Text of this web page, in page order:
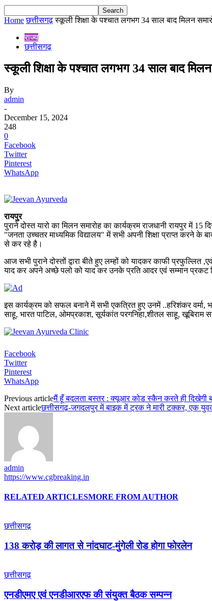
Home छत्तीसगढ़ स्कूली शिक्षा के पश्चात लगभग 34 साल बाद मिलन
राज्य
छत्तीसगढ़
स्कूली शिक्षा के पश्चात लगभग 34 साल बाद
By
admin
-
December 15, 2024
248
0
Facebook
Twitter
Pinterest
WhatsApp
रायपुर
पुराने दोस्त यारो का मिलन समारोह का कार्यक्रम राजधानी रायपुर
"जनता उच्चतर माध्यमिक विद्यालय" में सभी अपनी शिक्षा प्राप्त करने
से कर रहे है।
आज सभी पुराने दोस्तों द्वारा बीते हुए लम्हों को यादकर काफी
याद कर अपने अच्छे पलो को याद कर उनके प्रति आदर एवं सम्मान प्रकट
इस कार्यक्रम को सफल बनाने में सभी एकत्रित हुए उनमें ..हरिशंकर वर्मा,
साहू, भारत पाटिल, ओमप्रकाश, सूर्यकांत परगनिहा,शीतल साहू, खूबिराम
Facebook
Twitter
Pinterest
WhatsApp
Previous articleमैं हूँ बदलता बस्तर : क्यूआर कोड स्कैन करते ही दिखेगी
Next articleछत्तीसगढ़-जगदलपुर में बाइक में ट्रक ने मारी टक्कर, एक
admin
https://www.cgbreaking.in
RELATED ARTICLESMORE FROM AUTHOR
छत्तीसगढ़
138 करोड़ की लागत से नांदघाट-मुंगेली रोड होगा फोरलेन
छत्तीसगढ़
एनडीएमए एवं एनडीआरएफ की संयुक्त बैठक सम्पन्न